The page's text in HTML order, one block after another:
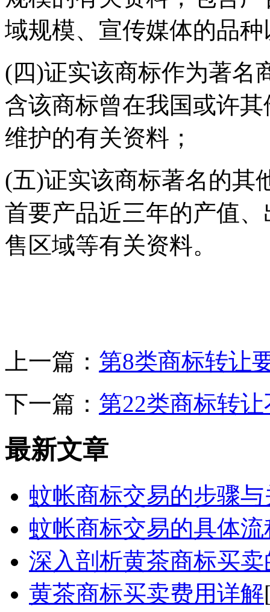
域规模、宣传媒体的品
(四)证实该商标作为著名
含该商标曾在我国或许
维护的有关资料；
(五)证实该商标著名的其
首要产品近三年的产值
售区域等有关资料。
上一篇： 第8类商标转让
下一篇： 第22类商标转
最新文章
蚊帐商标交易的步骤
蚊帐商标交易的具体
深入剖析黄茶商标买
黄茶商标买卖费用详解